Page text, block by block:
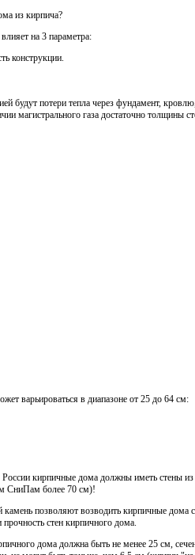
из кирпича?
на 3 параметра:
конструкции.
будут потери тепла через фундамент,
магистрального газа достаточно толщины
варьироваться в диапазоне от 25 до 64 см:
кирпичные дома должны иметь стены из
СниПам более 70 см)!
камень позволяют возводить кирпичные
стен кирпичного дома.
дома должна быть не менее 25 см,